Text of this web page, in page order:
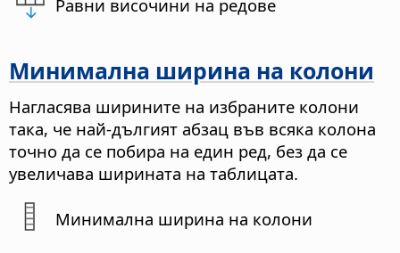
Равни височини на редове
Минимална ширина на колони
Нагласява ширините на избраните колони
така, че най-дългият абзац във всяка колона
точно да се побира на един ред, без да се
увеличава ширината на таблицата.
Минимална ширина на колони